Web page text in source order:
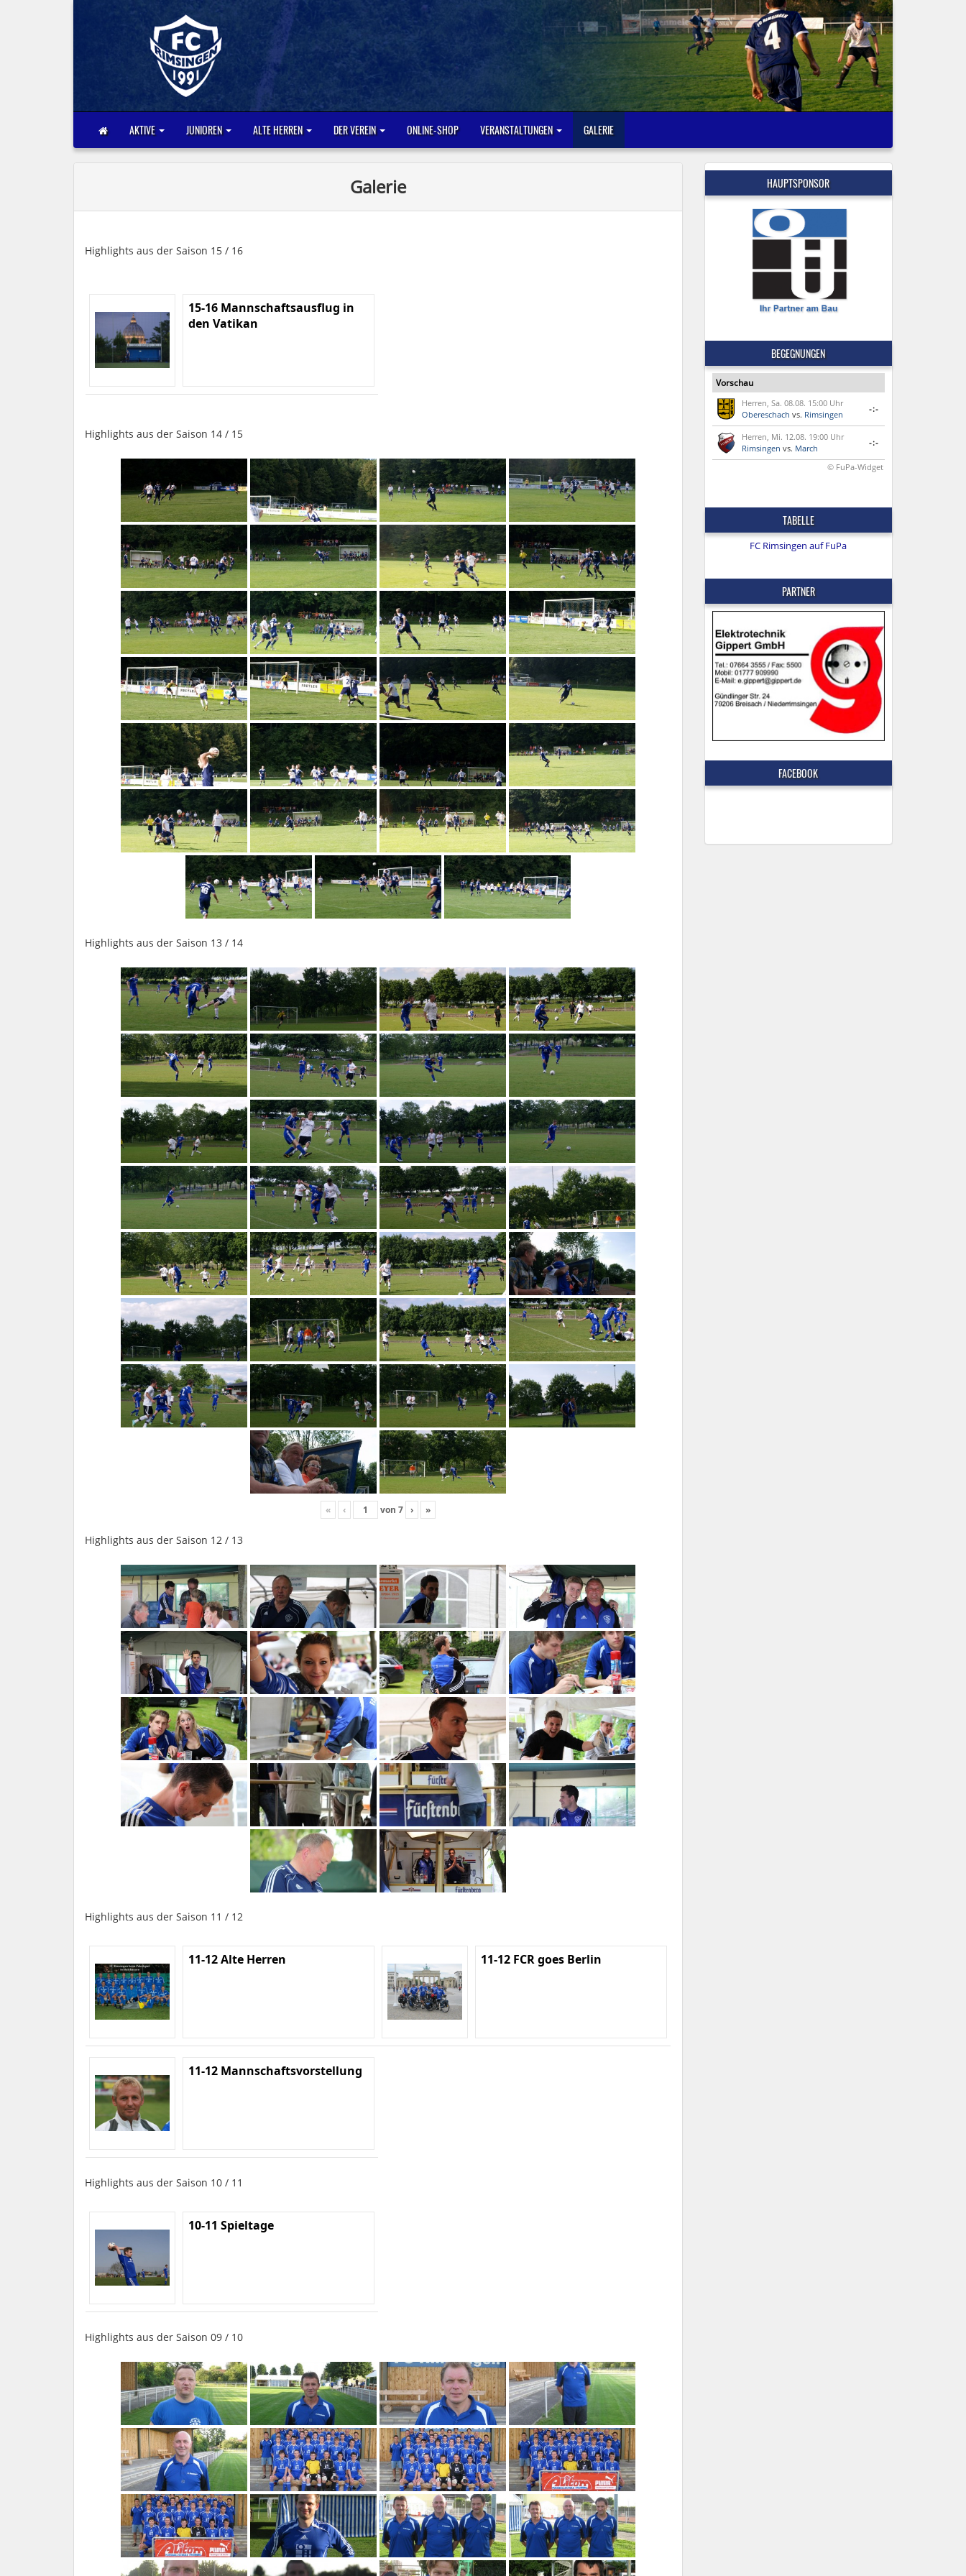
AKTIVE JUNIOREN ALTE HERREN DER VEREIN ONLINE-SHOP VERANSTALTUNGEN GALERIE
Galerie
Highlights aus der Saison 15 / 16
15-16 Mannschaftsausflug in
den Vatikan
Highlights aus der Saison 14 / 15
Highlights aus der Saison 13 / 14
« ‹ von 7 › »
Highlights aus der Saison 12 / 13
Highlights aus der Saison 11 / 12
11-12 Alte Herren 11-12 FCR goes Berlin
11-12 Mannschaftsvorstellung
Highlights aus der Saison 10 / 11
10-11 Spieltage
Highlights aus der Saison 09 / 10
HAUPTSPONSOR
BEGEGNUNGEN
Vorschau
Herren, Sa. 08.08. 15:00 Uhr
Obereschach vs. Rimsingen
-:-
Herren, Mi. 12.08. 19:00 Uhr
Rimsingen vs. March
-:-
© FuPa-Widget
TABELLE
FC Rimsingen auf FuPa
PARTNER
FACEBOOK